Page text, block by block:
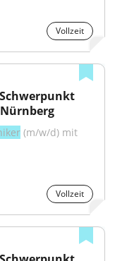
Vollzeit
(m/w/d) mit
Vollzeit